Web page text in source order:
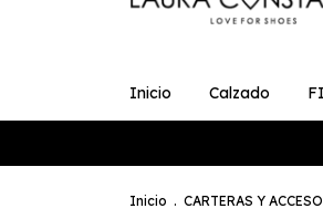
Inicio Calzado
Inicio . CARTERAS Y